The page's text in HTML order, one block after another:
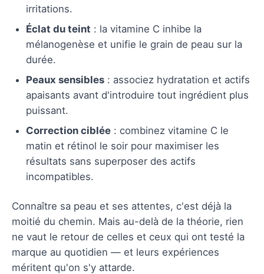
irritations.
Éclat du teint : la vitamine C inhibe la
mélanogenèse et unifie le grain de peau sur la
durée.
Peaux sensibles : associez hydratation et actifs
apaisants avant d'introduire tout ingrédient plus
puissant.
Correction ciblée : combinez vitamine C le
matin et rétinol le soir pour maximiser les
résultats sans superposer des actifs
incompatibles.
Connaître sa peau et ses attentes, c'est déjà la
moitié du chemin. Mais au-delà de la théorie, rien
ne vaut le retour de celles et ceux qui ont testé la
marque au quotidien — et leurs expériences
méritent qu'on s'y attarde.